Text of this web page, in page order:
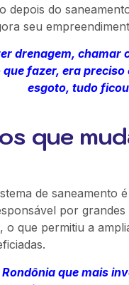
depois do
seu
drenagem,
fazer, era
esgoto, tudo
que
de saneamento
por
o que permitiu a
que mais